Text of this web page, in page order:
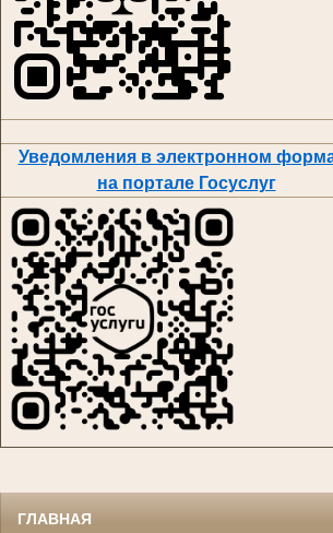
Уведомления в электронном
на портале Госуслуг
ГЛАВНАЯ